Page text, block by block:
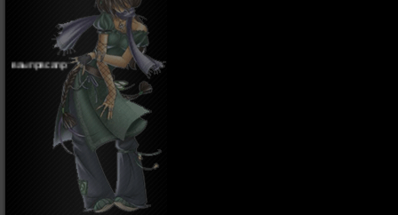
ваыпрвсапр